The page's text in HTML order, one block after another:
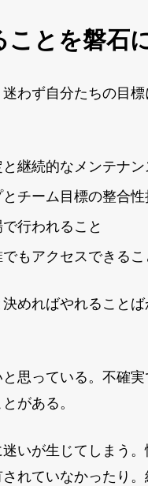
とを磐石
わず自分たちの目
継続的なメンテナン
チーム目標の整合性
行われること
もアクセスできるこ
めればやれること
思っている。不確
がある。
いが生じてしまう
れていなかったり